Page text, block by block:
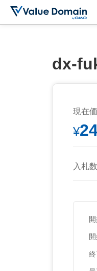
dx-
現在
¥
入札数
終